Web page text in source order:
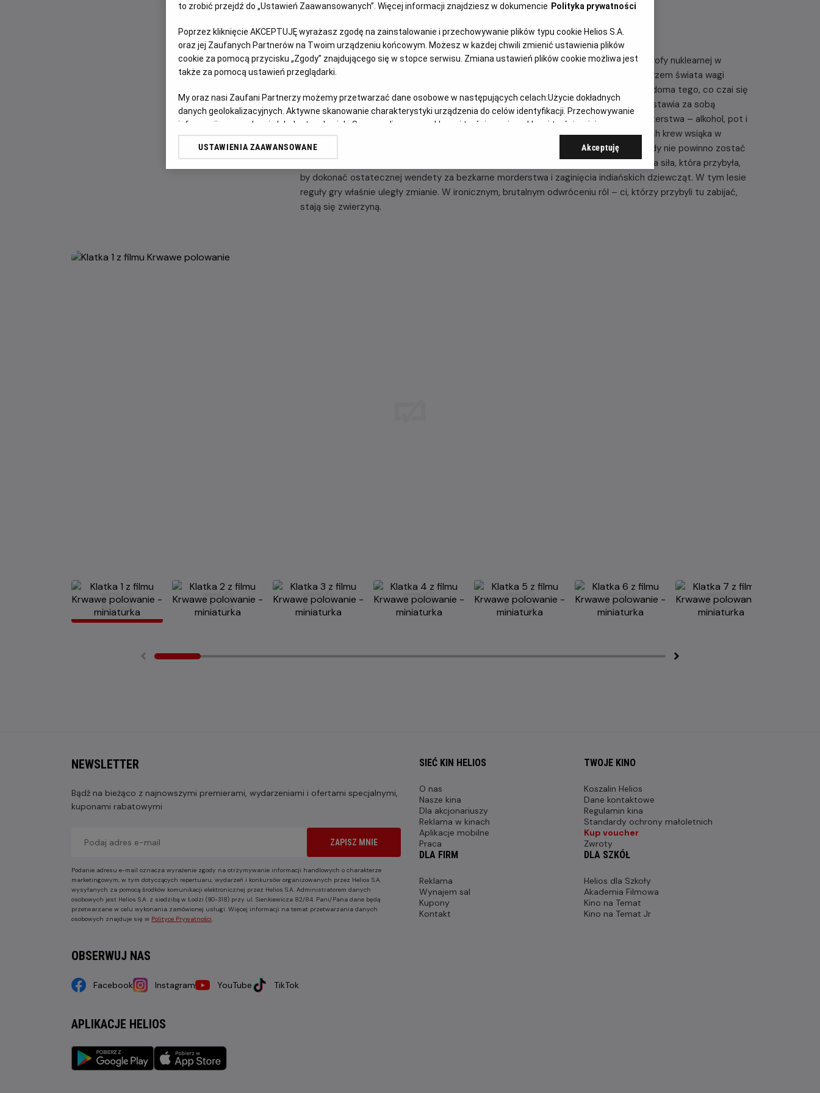
OPIS FILMU
Jest rok 1986. Świat pędzi ku krawędzi. W Czarnobylu dochodzi do najgorszej katastrofy nuklearnej w
historii, a 20-letni Mike Tyson brutalnie nokautuje rywali, zostając najmłodszym mistrzem świata wagi
ciężkiej. Ameryka żyje popkulturą i wielkimi akcjami charytatywnymi, zupełnie nieświadoma tego, co czai się
w jej mrocznym sercu Tymczasem w Michigan sześciu twardych kumpli z Detroit zostawia za sobą
fabryczny dym i rusza na głęboką północ. Cel: coroczny, święty rytuał męskiego braterstwa – alkohol, pot i
polowanie na jelenie w odciętym od świata obozie Jednak w tych starożytnych lasach krew wsiąka w
ziemię głębiej, niż mogłoby się wydawać. Przez przypadek myśliwi budzą coś, co nigdy nie powinno zostać
dotknięte. Ze snu powstaje potężny, krwawy duch rdzennych Amerykanów – prastara siła, która przybyła,
by dokonać ostatecznej wendety za bezkarne morderstwa i zaginięcia indiańskich dziewcząt. W tym lesie
reguły gry właśnie uległy zmianie. W ironicznym, brutalnym odwróceniu ról – ci, którzy przybyli tu zabijać,
stają się zwierzyną.
NEWSLETTER
Bądź na bieżąco z najnowszymi premierami, wydarzeniami i ofertami specjalnymi,
kuponami rabatowymi
ZAPISZ MNIE
Podanie adresu e-mail oznacza wyrażenie zgody na otrzymywanie informacji handlowych o charakterze
marketingowym, w tym dotyczących repertuaru, wydarzeń i konkursów organizowanych przez Helios S.A.
wysyłanych za pomocą środków komunikacji elektronicznej przez Helios S.A. Administratorem danych
osobowych jest Helios S.A. z siedzibą w Łodzi (90-318) przy ul. Sienkiewicza 82/84. Pani/Pana dane będą
przetwarzane w celu wykonania zamówionej usługi. Więcej informacji na temat przetwarzania danych
osobowych znajduje się w Polityce Prywatności.
OBSERWUJ NAS
Facebook Instagram YouTube TikTok
APLIKACJE HELIOS
SIEĆ KIN HELIOS
O nas
Nasze kina
Dla akcjonariuszy
Reklama w kinach
Aplikacje mobilne
Praca
TWOJE KINO
Koszalin Helios
Dane kontaktowe
Regulamin kina
Standardy ochrony małoletnich
Kup voucher
Zwroty
DLA FIRM
Reklama
Wynajem sal
Kupony
Kontakt
DLA SZKÓŁ
Helios dla Szkoły
Akademia Filmowa
Kino na Temat
Kino na Temat Jr
to zrobić przejdź do „Ustawień Zaawansowanych”. Więcej informacji znajdziesz w dokumencie Polityka prywatności
Poprzez kliknięcie AKCEPTUJĘ wyrażasz zgodę na zainstalowanie i przechowywanie plików typu cookie Helios S.A.
oraz jej Zaufanych Partnerów na Twoim urządzeniu końcowym. Możesz w każdej chwili zmienić ustawienia plików
cookie za pomocą przycisku „Zgody” znajdującego się w stopce serwisu. Zmiana ustawień plików cookie możliwa jest
także za pomocą ustawień przeglądarki.
My oraz nasi Zaufani Partnerzy możemy przetwarzać dane osobowe w następujących celach:Użycie dokładnych
danych geolokalizacyjnych. Aktywne skanowanie charakterystyki urządzenia do celów identyfikacji. Przechowywanie
informacji na urządzeniu lub dostęp do nich. Spersonalizowane reklamy i treści, pomiar reklam i treści, opinie
odbiorców i ulepszanie usług.
USTAWIENIA ZAAWANSOWANE Akceptuję